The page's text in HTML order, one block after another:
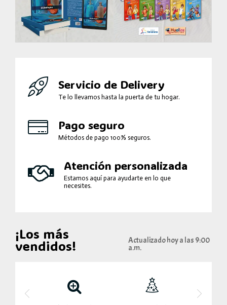
Servicio de Delivery
Te lo llevamos hasta la puerta de tu hogar.
Pago seguro
Métodos de pago 100% seguros.
Atención personalizada
Estamos aquí para ayudarte en lo que
necesites.
¡Los más
vendidos! Actualizado hoy a las 9:00
a.m.